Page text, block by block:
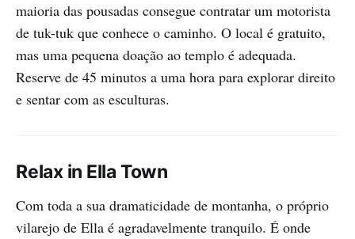
maioria das pousadas consegue contratar um motorista
de tuk-tuk que conhece o caminho. O local é gratuito,
mas uma pequena doação ao templo é adequada.
Reserve de 45 minutos a uma hora para explorar direito
e sentar com as esculturas.
Relax in Ella Town
Com toda a sua dramaticidade de montanha, o próprio
vilarejo de Ella é agradavelmente tranquilo. É onde